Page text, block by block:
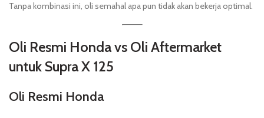
Tanpa kombinasi ini, oli semahal apa pun tidak akan bekerja optimal.
Oli Resmi Honda vs Oli Aftermarket
untuk Supra X 125
Oli Resmi Honda